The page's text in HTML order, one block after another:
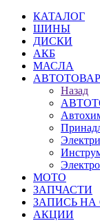
КАТАЛОГ
ШИНЫ
ДИСКИ
АКБ
МАСЛА
Назад
МОТО
ЗАПЧАСТИ
ЗАПИСЬ НА
АКЦИИ